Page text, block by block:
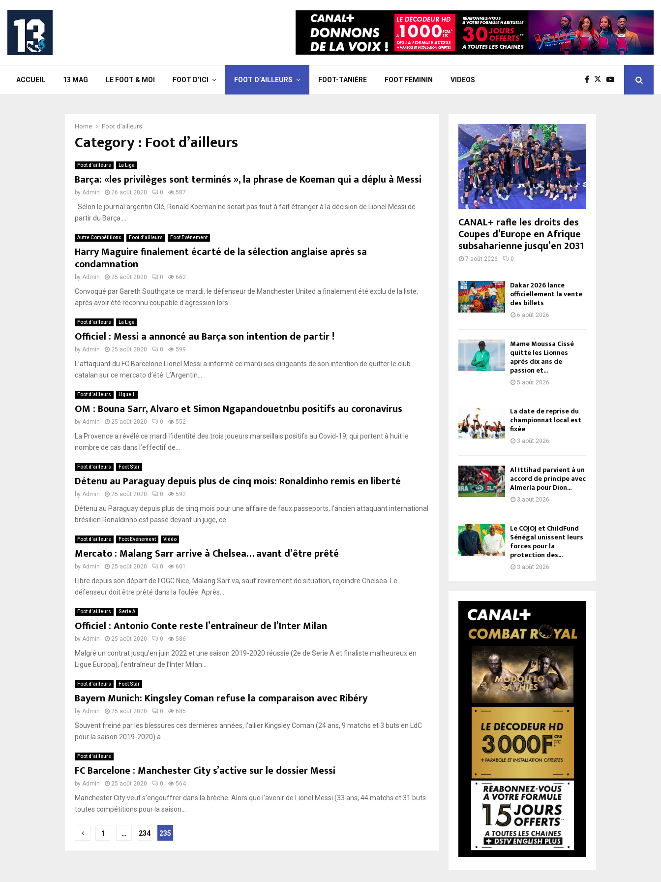
ACCUEIL 13 MAG LE FOOT & MOI FOOT D’ICI FOOT D’AILLEURS FOOT-TANIÈRE FOOT FÉMININ VIDEOS
Home Foot d’ailleurs
Category : Foot d’ailleurs
Foot d’ailleurs La Liga
Barça: «les privilèges sont terminés », la phrase de Koeman qui a déplu à Messi
by Admin 26 août 2020 0 587
Selon le journal argentin Olé, Ronald Koeman ne serait pas tout à fait étranger à la décision de Lionel Messi de
partir du Barça....
Autre Compétitions Foot d’ailleurs Foot Evénement
Harry Maguire finalement écarté de la sélection anglaise après sa
condamnation
by Admin 25 août 2020 0 662
Convoqué par Gareth Southgate ce mardi, le défenseur de Manchester United a finalement été exclu de la liste,
après avoir été reconnu coupable d’agression lors...
Foot d’ailleurs La Liga
Officiel : Messi a annoncé au Barça son intention de partir !
by Admin 25 août 2020 0 599
L’attaquant du FC Barcelone Lionel Messi a informé ce mardi ses dirigeants de son intention de quitter le club
catalan sur ce mercato d’été. L’Argentin...
Foot d’ailleurs Ligue 1
OM : Bouna Sarr, Alvaro et Simon Ngapandouetnbu positifs au coronavirus
by Admin 25 août 2020 0 552
La Provence a révélé ce mardi l’identité des trois joueurs marseillais positifs au Covid-19, qui portent à huit le
nombre de cas dans l’effectif de...
Foot d’ailleurs Foot Star
Détenu au Paraguay depuis plus de cinq mois: Ronaldinho remis en liberté
by Admin 25 août 2020 0 592
Détenu au Paraguay depuis plus de cinq mois pour une affaire de faux passeports, l’ancien attaquant international
brésilien Ronaldinho est passé devant un juge, ce...
Foot d’ailleurs Foot Evénement Vidéo
Mercato : Malang Sarr arrive à Chelsea… avant d’être prêté
by Admin 25 août 2020 0 601
Libre depuis son départ de l’OGC Nice, Malang Sarr va, sauf revirement de situation, rejoindre Chelsea. Le
défenseur doit être prêté dans la foulée. Après...
Foot d’ailleurs Serie A
Officiel : Antonio Conte reste l’entraîneur de l’Inter Milan
by Admin 25 août 2020 0 586
Malgré un contrat jusqu’en juin 2022 et une saison 2019-2020 réussie (2e de Serie A et finaliste malheureux en
Ligue Europa), l’entraîneur de l’Inter Milan...
Foot d’ailleurs Foot Star
Bayern Munich: Kingsley Coman refuse la comparaison avec Ribéry
by Admin 25 août 2020 0 685
Souvent freiné par les blessures ces dernières années, l’ailier Kingsley Coman (24 ans, 9 matchs et 3 buts en LdC
pour la saison 2019-2020) a...
Foot d’ailleurs
FC Barcelone : Manchester City s’active sur le dossier Messi
by Admin 25 août 2020 0 564
Manchester City veut s’engouffrer dans la brèche. Alors que l’avenir de Lionel Messi (33 ans, 44 matchs et 31 buts
toutes compétitions pour la saison...
Pagination
1 … 234 235
CANAL+ rafle les droits des
Coupes d’Europe en Afrique
subsaharienne jusqu’en 2031
7 août 2026 0
Dakar 2026 lance
officiellement la vente
des billets
6 août 2026
Mame Moussa Cissé
quitte les Lionnes
après dix ans de
passion et...
5 août 2026
La date de reprise du
championnat local est
fixée
3 août 2026
Al Ittihad parvient à un
accord de principe avec
Almería pour Dion...
3 août 2026
Le COJOJ et ChildFund
Sénégal unissent leurs
forces pour la
protection des...
3 août 2026